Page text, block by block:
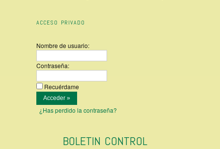
ACCESO PRIVADO
Nombre de usuario:
Contraseña:
Recuérdame
¿Has perdido la contraseña?
BOLETIN CONTROL